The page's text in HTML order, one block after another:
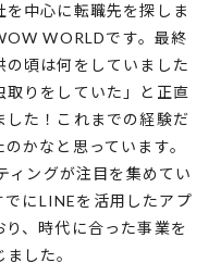
中心に転職先を探しま
WORLDです。最終
頃は何をしていました
りをしていた」と正直
した！これまでの経験だ
かなと思っています。
ィングが注目を集めてい
にLINEを活用したアプ
、時代に合った事業を
した。